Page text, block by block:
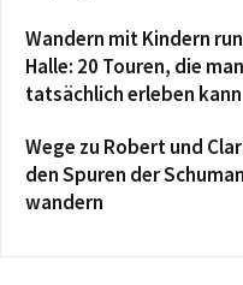
Wandern mit Kindern
Halle: 20 Touren, die
tatsächlich erleben kann
Wege zu Robert und
den Spuren der
wandern